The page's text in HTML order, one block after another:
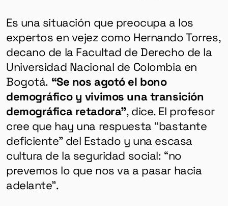
Es una situación que preocupa a los
expertos en vejez como Hernando Torres,
decano de la Facultad de Derecho de la
Universidad Nacional de Colombia en
Bogotá. “Se nos agotó el bono
demográfico y vivimos una transición
demográfica retadora”, dice. El profesor
cree que hay una respuesta “bastante
deficiente” del Estado y una escasa
cultura de la seguridad social: “no
prevemos lo que nos va a pasar hacia
adelante”.